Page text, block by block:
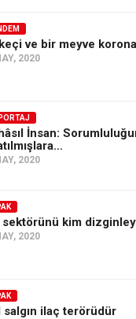
ve bir meyve
2020
İnsan:
2020
sektörünü kim
2020
salgın ilaç terörüdür